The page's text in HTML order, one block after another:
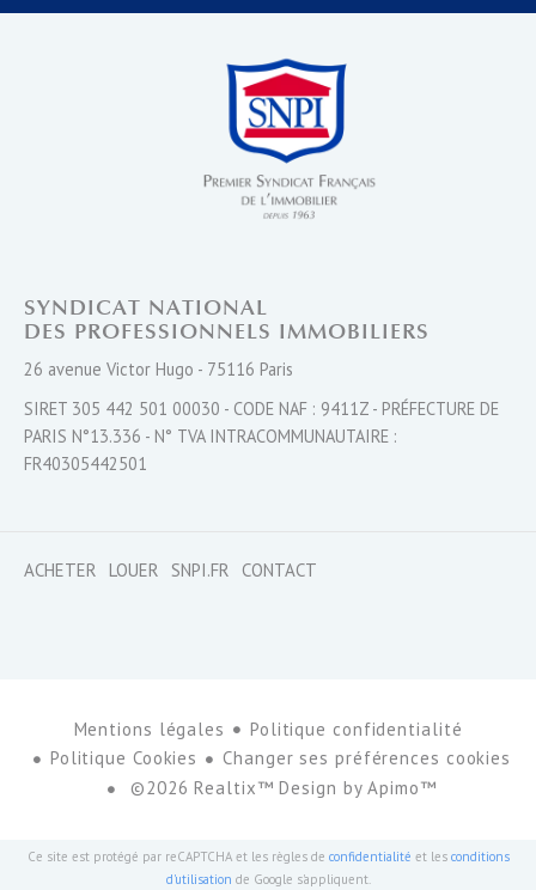
SYNDICAT NATIONAL
DES PROFESSIONNELS IMMOBILIERS
26 avenue Victor Hugo - 75116 Paris
SIRET 305 442 501 00030 - CODE NAF : 9411Z - PRÉFECTURE DE
PARIS N°13.336 - N° TVA INTRACOMMUNAUTAIRE :
FR40305442501
ACHETER LOUER SNPI.FR CONTACT
Mentions légales
Politique confidentialité
Politique Cookies
Changer ses préférences cookies
©2026 Realtix™ Design byApimo™
Ce site est protégé par reCAPTCHA et les règles de confidentialité et les conditions
d'utilisation de Google s'appliquent.